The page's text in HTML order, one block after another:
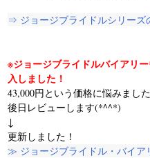
⇒ ジョージブライドルシリーズ
※ジョージブライドルバイアリ
入しました！
43,000円という価格に悩みまし
後日レビューします(*^^*)
↓
更新しました！
≫ ジョージブライドル・バイア